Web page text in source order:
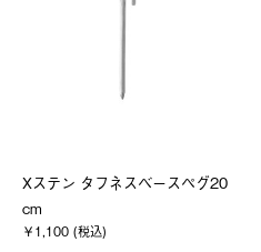
Xステン タフネスベースペグ20
cm
￥1,100 (税込)